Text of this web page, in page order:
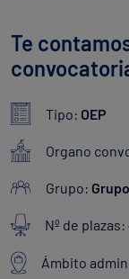
Te
Tipo: OEP
Organo
Grupo:
Nº de plazas:
Ámbito